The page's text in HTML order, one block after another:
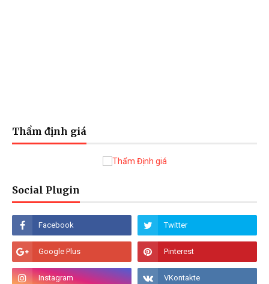
Thẩm định giá
Social Plugin